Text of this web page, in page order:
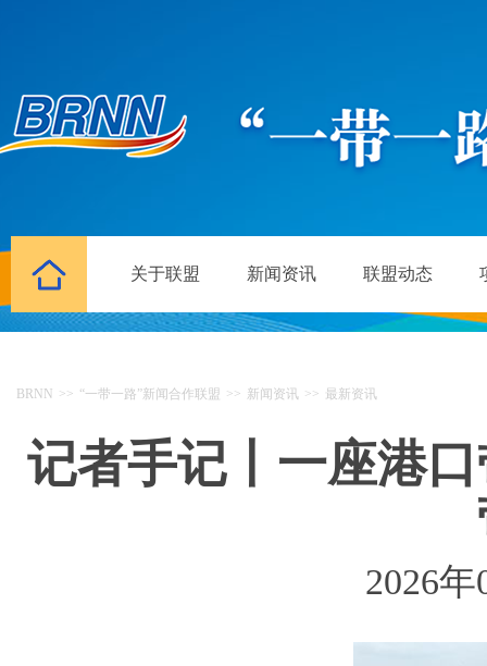
关于联盟 新闻资讯 联盟动态
BRNN >> “一带一路”新闻合作联盟 >> 新闻资讯 >> 最新资讯
记者手记丨一座港
2026